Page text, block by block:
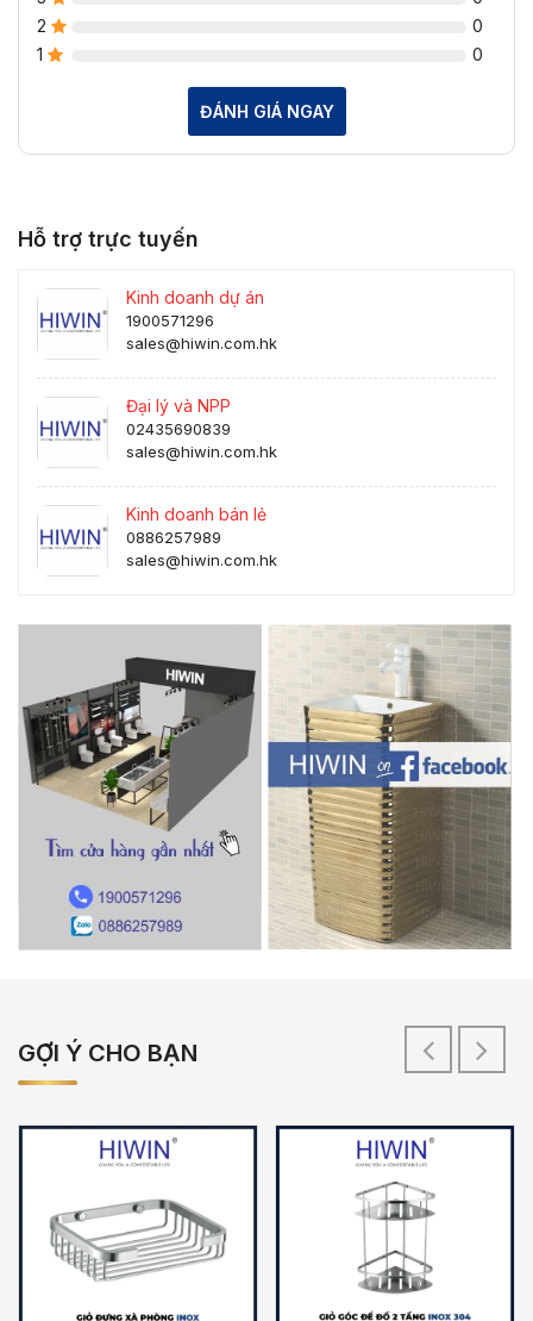
2
0
1
0
ĐÁNH GIÁ NGAY
Hỗ trợ trực tuyến
Kinh doanh dự án
1900571296
sales@hiwin.com.hk
Đại lý và NPP
02435690839
sales@hiwin.com.hk
Kinh doanh bán lẻ
0886257989
sales@hiwin.com.hk
GỢI Ý CHO BẠN